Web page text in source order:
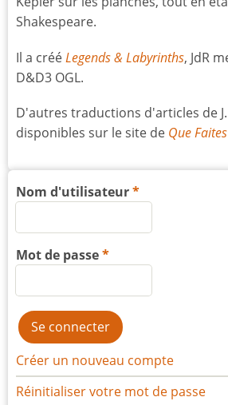
Shakespeare.
Il a crééLegends & Labyrinths, JdR
D&D3 OGL.
D'autres traductions d'articles de
disponibles sur le site de Que
Nom d'utilisateur
Mot de passe
Créer un nouveau compte
Réinitialiser votre mot de passe